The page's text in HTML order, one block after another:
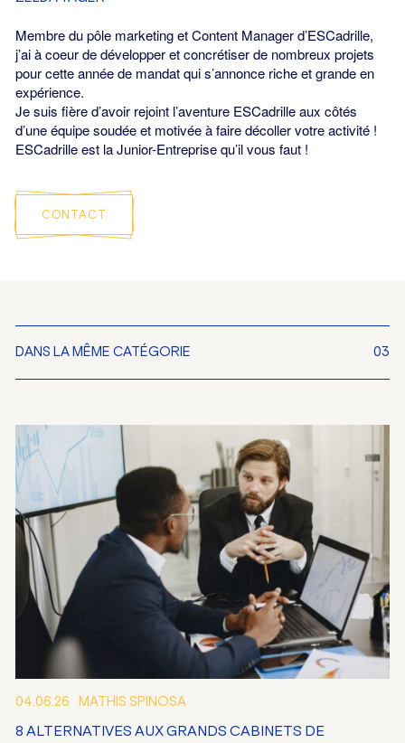
Membre du pôle marketing et Content Manager d’ESCadrille,
j’ai à coeur de développer et concrétiser de nombreux projets
pour cette année de mandat qui s’annonce riche et grande en
expérience.
Je suis fière d’avoir rejoint l’aventure ESCadrille aux côtés
d’une équipe soudée et motivée à faire décoller votre activité !
ESCadrille est la Junior-Entreprise qu’il vous faut !
CONTACT
DANS LA MÊME CATÉGORIE 03
04.06.26 MATHIS SPINOSA
8 ALTERNATIVES AUX GRANDS CABINETS DE